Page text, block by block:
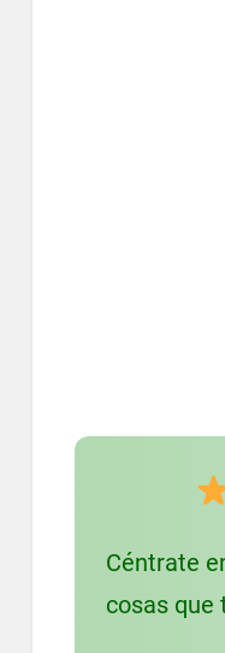
Céntrate
cosas que